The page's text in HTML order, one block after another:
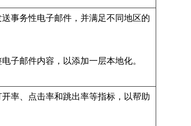
事务性电子邮件，并满足不同地区的
子邮件内容，以添加一层本地化。
率、点击率和跳出率等指标，以帮助